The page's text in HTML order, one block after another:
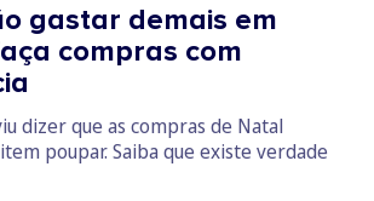
gastar demais em
compras com
dizer que as compras de Natal
poupar. Saiba que existe verdade